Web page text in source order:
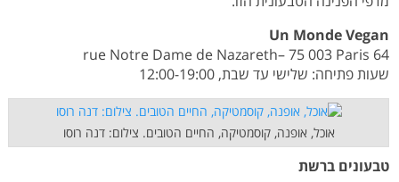
Un Monde Vegan
64 rue Notre Dame de Nazareth– 75 003 Paris
שעות פתיחה: שלישי עד שבת, 12:00-19:00
אוכל, אופנה, קוסמטיקה, החיים הטובים. צילום: דנה רוסו
טבעונים ברשת